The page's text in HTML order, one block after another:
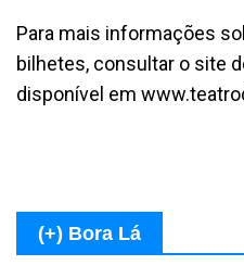
Para mais informações
bilhetes, consultar o site
disponível em
(+) Bora Lá